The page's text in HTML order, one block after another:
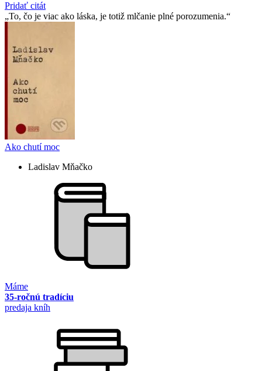
Pridať citát
To, čo je viac ako láska, je totiž mlčanie plné porozumenia.
Ako chutí moc
Ladislav Mňačko
Máme
35-ročnú tradíciu
predaja kníh